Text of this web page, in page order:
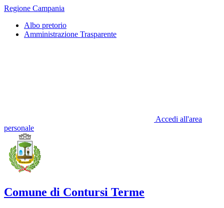
Regione Campania
Albo pretorio
Amministrazione Trasparente
Accedi all'area
personale
Comune di Contursi Terme